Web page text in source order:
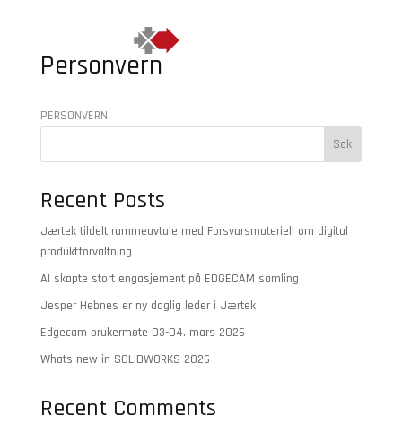
Personvern
PERSONVERN
Søk
Recent Posts
Jærtek tildelt rammeavtale med Forsvarsmateriell om digital
produktforvaltning
AI skapte stort engasjement på EDGECAM samling
Jesper Hebnes er ny daglig leder i Jærtek
Edgecam brukermøte 03-04. mars 2026
Whats new in SOLIDWORKS 2026
Recent Comments